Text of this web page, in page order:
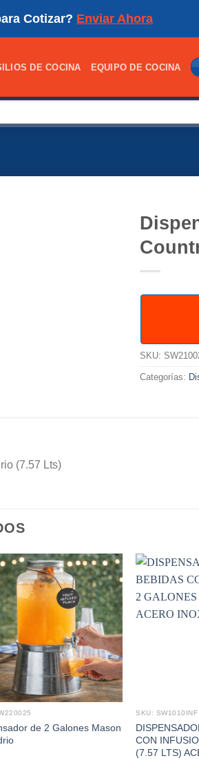
Cotizar? Enviar Ahora
DE COCINA EQUIPO DE COCINA
SKU:
Categorías:
(7.57 Lts)
de 2 Galones Mason
SKU: SW1010INF
CON
(7.57 LTS)